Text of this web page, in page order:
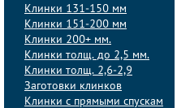
Клинки 131-150 мм
Клинки 151-200 мм
Клинки 200+ мм.
Клинки толщ. до 2,5 мм.
Клинки толщ. 2,6-2,9
Заготовки клинков
Клинки с прямыми спускам